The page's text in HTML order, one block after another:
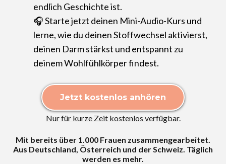
endlich Geschichte ist.
🎧 Starte jetzt deinen Mini-Audio-Kurs und
lerne, wie du deinen Stoffwechsel aktivierst,
deinen Darm stärkst und entspannt zu
deinem Wohlfühlkörper findest.
Jetzt kostenlos anhören
Nur für kurze Zeit kostenlos verfügbar.
Mit bereits über 1.000 Frauen zusammengearbeitet.
Aus Deutschland, Österreich und der Schweiz. Täglich
werden es mehr.